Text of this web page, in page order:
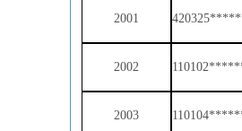
2001
2002
2003